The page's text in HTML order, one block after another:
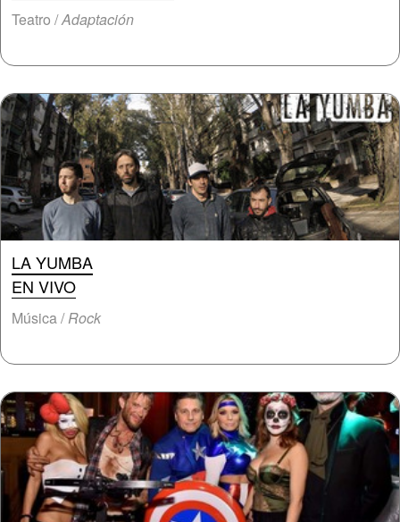
Teatro /Adaptación
LA YUMBA
EN VIVO
Música /Rock